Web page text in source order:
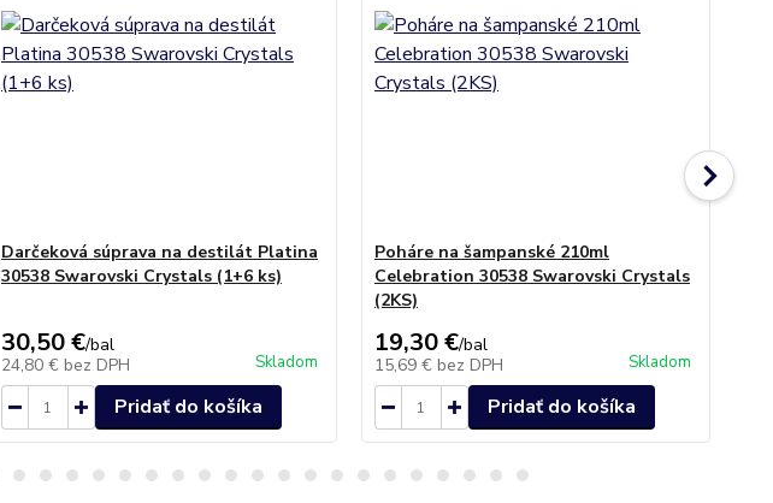
Darčeková súprava na destilát Platina
30538 Swarovski Crystals (1+6 ks)
30,50 €/bal
24,80 € bez DPH Skladom
Pridať do košíka
Poháre na šampanské 210ml
Celebration 30538 Swarovski Crystals
(2KS)
19,30 €/bal
15,69 € bez DPH Skladom
Pridať do košíka